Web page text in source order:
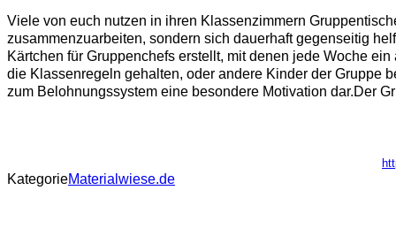
Viele von euch nutzen in ihren Klassenzimmern
zusammenzuarbeiten, sondern sich dauerhaft gegenseitig
Kärtchen für Gruppenchefs erstellt, mit denen jede Woche
die Klassenregeln gehalten, oder andere Kinder der Gruppe
zum Belohnungssystem eine besondere Motivation dar.Der
KategorieMaterialwiese.de